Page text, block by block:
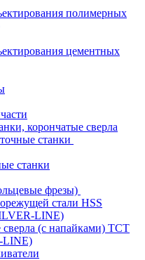
полимерных
цементных
корончатые сверла
станки
станки
фрезы)
стали HSS
LINE)
сверла (с напайками) ТСТ
LINE)